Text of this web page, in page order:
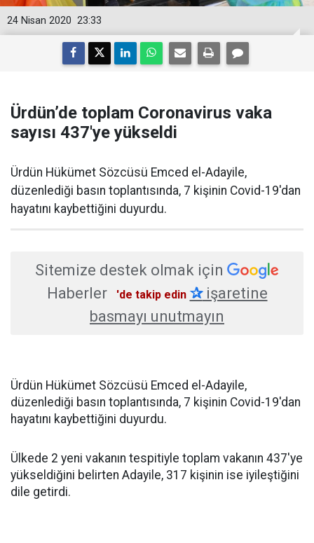
23:33
24 Nisan 2020
Ürdün’de toplam Coronavirus vaka
sayısı 437'ye yükseldi
Ürdün Hükümet Sözcüsü Emced el-Adayile,
düzenlediği basın toplantısında, 7 kişinin Covid-19'dan
hayatını kaybettiğini duyurdu.
Sitemize destek olmak için
Haberler
'de takip edin ✰işaretine
basmayı unutmayın
Ürdün Hükümet Sözcüsü Emced el-Adayile,
düzenlediği basın toplantısında, 7 kişinin Covid-19'dan
hayatını kaybettiğini duyurdu.
Ülkede 2 yeni vakanın tespitiyle toplam vakanın 437'ye
yükseldiğini belirten Adayile, 317 kişinin ise iyileştiğini
dile getirdi.